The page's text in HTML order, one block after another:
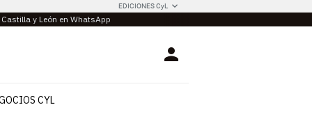
EDICIONES CyL
y León en WhatsApp
Login
CYL